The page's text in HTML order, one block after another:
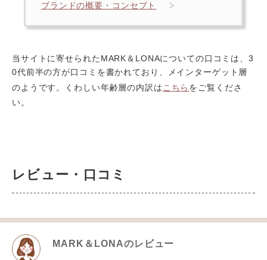
ブランドの概要・コンセプト
当サイトに寄せられたMARK＆LONAについての口コミは、3
0代前半の方が口コミを書かれており、メインターゲット層
のようです。くわしい年齢層の内訳は こちら をご覧くださ
い。
レビュー・口コミ
MARK＆LONAのレビュー